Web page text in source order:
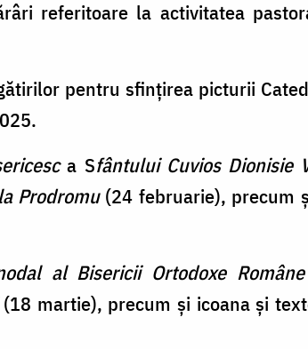
referitoare la activitatea
pentru sfințirea picturii
a Sfântului Cuvios Dionisie
Prodromu(24 februarie), precum
al Bisericii Ortodoxe Române
martie), precum și icoana și